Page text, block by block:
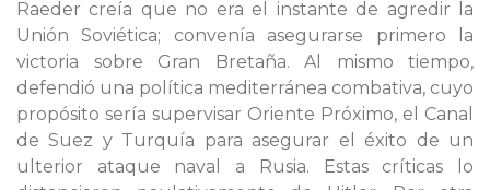
Raeder creía que no era el instante de agredir la
Unión Soviética; convenía asegurarse primero la
victoria sobre Gran Bretaña. Al mismo tiempo,
defendió una política mediterránea combativa, cuyo
propósito sería supervisar Oriente Próximo, el Canal
de Suez y Turquía para asegurar el éxito de un
ulterior ataque naval a Rusia. Estas críticas lo